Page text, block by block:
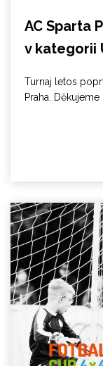
AC Sparta
v kategorii
Turnaj letos
Praha.